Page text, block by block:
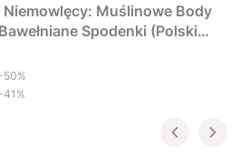
Niemowlęcy: Muślinowe Body
Spodenki (Polski
-50%
-41%